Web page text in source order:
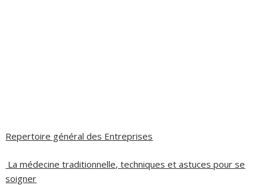
Repertoire général des Entreprises
La médecine traditionnelle, techniques et astuces pour se
soigner